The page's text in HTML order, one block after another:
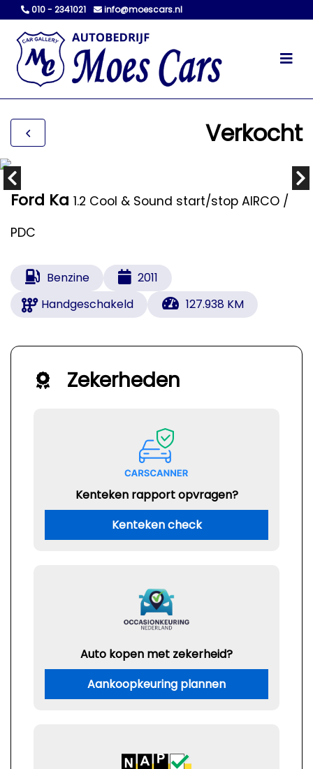
010 - 2341021 info@moescars.nl
Verkocht
Ford Ka 1.2 Cool & Sound start/stop AIRCO /
PDC
Benzine
2011
Handgeschakeld
127.938 KM
Zekerheden
Kenteken rapport opvragen?
Kenteken check
Auto kopen met zekerheid?
Aankoopkeuring plannen